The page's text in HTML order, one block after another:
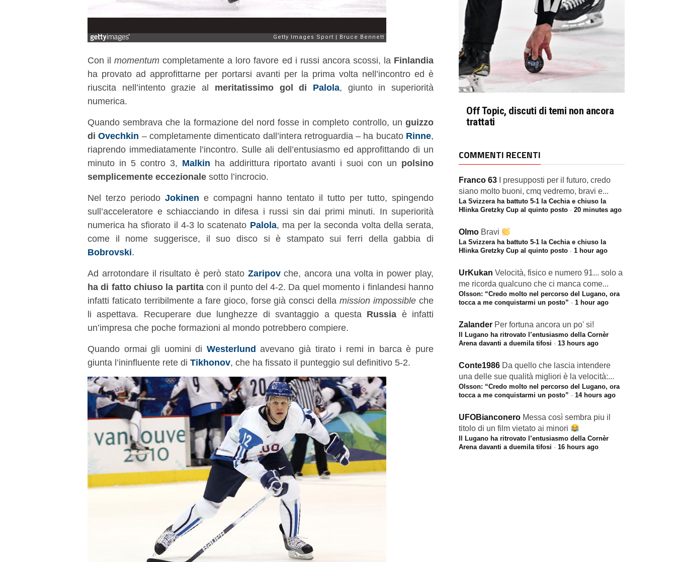
Con ilmomentum completamente a loro favore ed i russi ancora scossi, la Finlandia
ha provato ad approfittarne per portarsi avanti per la prima volta nell’incontro ed è
riuscita nell’intento grazie al meritatissimo gol di Palola, giunto in superiorità
numerica.
Quando sembrava che la formazione del nord fosse in completo controllo, un guizzo
diOvechkin – completamente dimenticato dall’intera retroguardia – ha bucato Rinne,
riaprendo immediatamente l’incontro. Sulle ali dell’entusiasmo ed approfittando di un
minuto in 5 contro 3, Malkin ha addirittura riportato avanti i suoi con un polsino
semplicemente eccezionale sotto l’incrocio.
Nel terzo periodo Jokinen e compagni hanno tentato il tutto per tutto, spingendo
sull’acceleratore e schiacciando in difesa i russi sin dai primi minuti. In superiorità
numerica ha sfiorato il 4-3 lo scatenato Palola, ma per la seconda volta della serata,
come il nome suggerisce, il suo disco si è stampato sui ferri della gabbia di
Bobrovski.
Ad arrotondare il risultato è però stato Zaripovche, ancora una volta in power play,
ha di fatto chiuso la partitacon il punto del 4-2. Da quel momento i finlandesi hanno
infatti faticato terribilmente a fare gioco, forse già consci dellamission impossible che
li aspettava. Recuperare due lunghezze di svantaggio a questa Russia è infatti
un’impresa che poche formazioni al mondo potrebbero compiere.
Quando ormai gli uomini di Westerlund avevano già tirato i remi in barca è pure
giunta l’ininfluente rete di Tikhonov, che ha fissato il punteggio sul definitivo 5-2.
Off Topic, discuti di temi non ancora
trattati
COMMENTI RECENTI
Franco 63
I presupposti per il futuro, credo
siano molto buoni, cmq vedremo, bravi e...
La Svizzera ha battuto 5-1 la Cechia e chiuso la
Hlinka Gretzky Cup al quinto posto · 20 minutes ago
Olmo Bravi
La Svizzera ha battuto 5-1 la Cechia e chiuso la
Hlinka Gretzky Cup al quinto posto · 1 hour ago
UrKukan Velocità, fisico e numero 91... solo a
me ricorda qualcuno che ci manca come...
Olsson: “Credo molto nel percorso del Lugano, ora
tocca a me conquistarmi un posto” · 1 hour ago
Zalander Per fortuna ancora un po' si!
Il Lugano ha ritrovato l’entusiasmo della Cornèr
Arena davanti a duemila tifosi · 13 hours ago
Conte1986 Da quello che lascia intendere
una delle sue qualità migliori è la velocità:...
Olsson: “Credo molto nel percorso del Lugano, ora
tocca a me conquistarmi un posto” · 14 hours ago
UFOBianconero Messa così sembra piu il
titolo di un film vietato ai minori
Il Lugano ha ritrovato l’entusiasmo della Cornèr
Arena davanti a duemila tifosi · 16 hours ago